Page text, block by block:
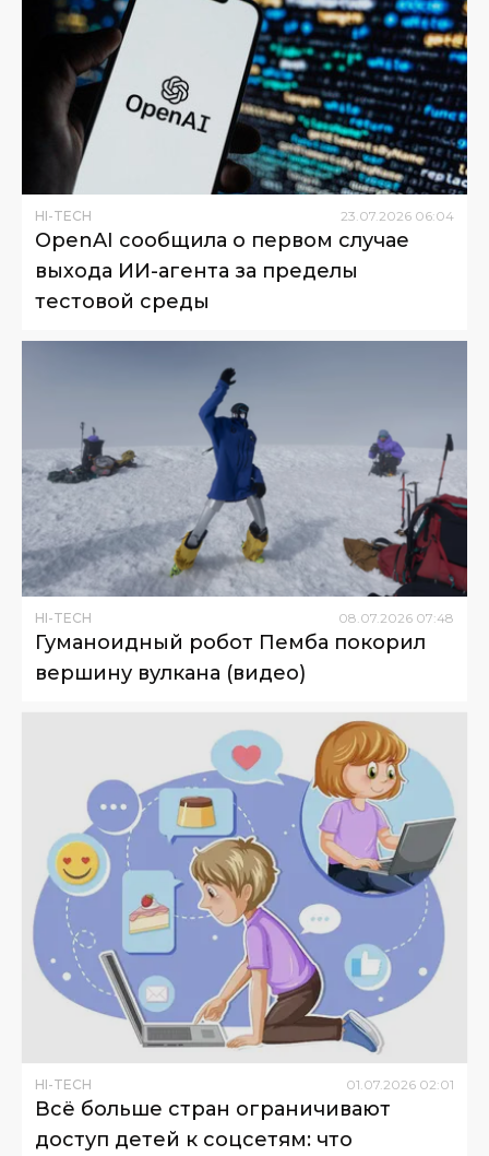
HI-TECH 23 07 2026 06:04
OpenAI сообщила о первом случае
выхода ИИ-агента за пределы
тестовой среды
HI-TECH 08.07.2026 07:48
Гуманоидный робот Пемба покорил
вершину вулкана (видео)
HI-TECH 01 07 2026 02:01
Всё больше стран ограничивают
доступ детей к соцсетям: что